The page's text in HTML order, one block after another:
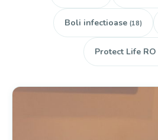
Boli infectioase (18)
Protect Life RO